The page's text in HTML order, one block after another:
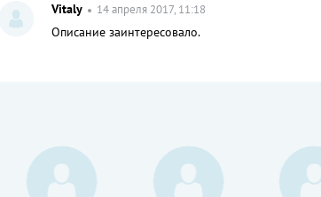
Vitaly 14 апреля 2017, 11:18
Описание заинтересовало.